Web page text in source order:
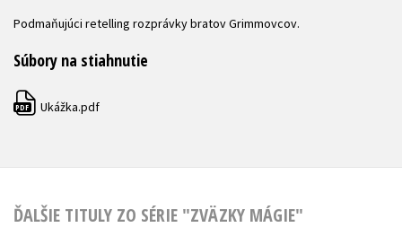
Podmaňujúci retelling rozprávky bratov Grimmovcov.
Súbory na stiahnutie
PDF Ukážka.pdf
ĎALŠIE TITULY ZO SÉRIE "ZVÄZKY MÁGIE"